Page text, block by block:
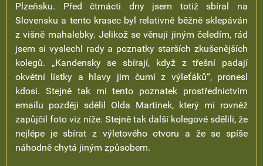
Plzeňsku. Před čtrnácti dny jsem totiž sbíral na
Slovensku a tento krasec byl relativně běžně sklepáván
z višně mahalebky. Jelikož se věnuji jiným čeledím, rád
jsem si vyslechl rady a poznatky starších zkušenějších
kolegů. „Kandensky se sbírají, když z třešní padají
okvětní lístky a hlavy jim čumí z výleťáků“, pronesl
kdosi. Stejně tak mi tento poznatek prostřednictvím
emailu později sdělil Olda Martínek, který mi rovněž
zapůjčil foto viz níže. Stejně tak další kolegové sdělili, že
nejlépe je sbírat z výletového otvoru a že se spíše
náhodně chytá jiným způsobem.